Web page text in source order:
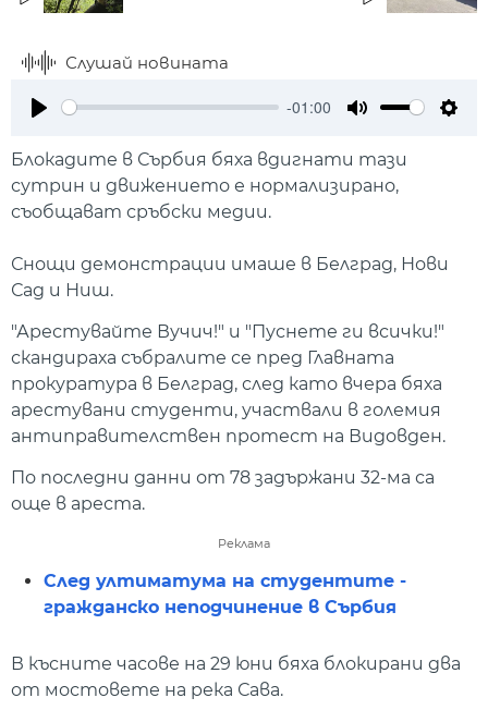
Слушай новината
-01:00
Блокадите в Сърбия бяха вдигнати тази
сутрин и движението е нормализирано,
съобщават сръбски медии.
Снощи демонстрации имаше в Белград, Нови
Сад и Ниш.
"Арестувайте Вучич!" и "Пуснете ги всички!"
скандираха събралите се пред Главната
прокуратура в Белград, след като вчера бяха
арестувани студенти, участвали в големия
антиправителствен протест на Видовден.
По последни данни от 78 задържани 32-ма са
още в ареста.
Реклама
След ултиматума на студентите -
гражданско неподчинение в Сърбия
В късните часове на 29 юни бяха блокирани два
от мостовете на река Сава.